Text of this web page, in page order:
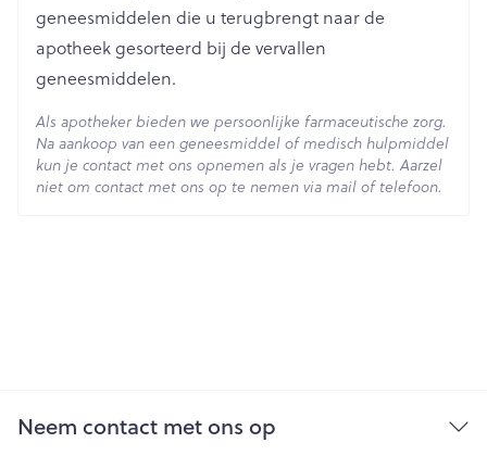
Behoud Kamertemperatuur (15°C - 25°C)
geneesmiddelen die u terugbrengt naar de
apotheek gesorteerd bij de vervallen
geneesmiddelen.
Als apotheker bieden we persoonlijke farmaceutische zorg.
Na aankoop van een geneesmiddel of medisch hulpmiddel
kun je contact met ons opnemen als je vragen hebt. Aarzel
niet om contact met ons op te nemen via mail of telefoon.
Neem contact met ons op